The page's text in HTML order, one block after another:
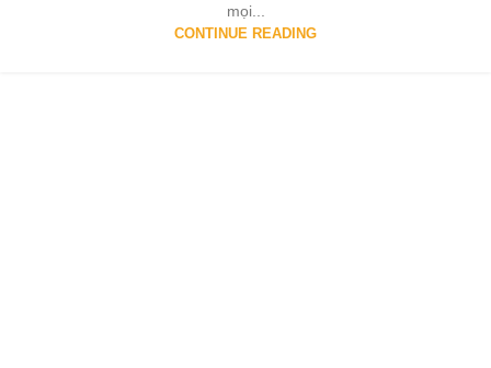
mọi...
CONTINUE READING